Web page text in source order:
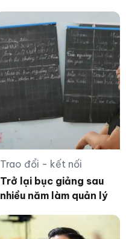
Trao đổi - kết nối
Trở lại bục giảng sau
nhiều năm làm quản lý